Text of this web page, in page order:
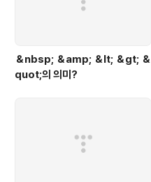
＆nbsp; ＆amp; ＆lt; ＆gt; ＆
quot;의 의미?